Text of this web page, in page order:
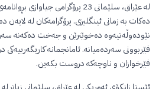
لە عێراق، سلێمانی 23 پرۆگرامی
دەکات بە زمانی ئینگلیزی. پرۆگرامەکان لە لایەن
نێودەوڵەتیەوە دەخوێنرێن و جەخت دەکەنە سەر
فێربوونی سەردەمیانە. ئامانجمانە
فێرخوازان و ناوچەکە دروست بکەین.